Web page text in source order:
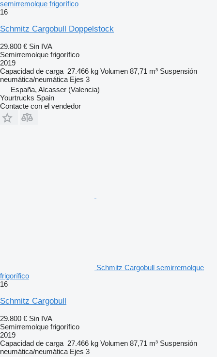
semirremolque frigorífico
16
Schmitz Cargobull Doppelstock
29.800 € Sin IVA
Semirremolque frigorífico
2019
Capacidad de carga 27.466 kg Volumen 87,71 m³ Suspensión
neumática/neumática Ejes 3
España, Alcasser (Valencia)
Yourtrucks Spain
Contacte con el vendedor
Schmitz Cargobull semirremolque
frigorífico
16
Schmitz Cargobull
29.800 € Sin IVA
Semirremolque frigorífico
2019
Capacidad de carga 27.466 kg Volumen 87,71 m³ Suspensión
neumática/neumática Ejes 3